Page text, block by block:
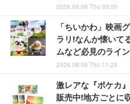
2026.08.06 Thu 03:00
「ちいかわ」映画
ラリ!なんか懐いて
ムなど必見のライ
2026.08.06 Thu 11:25
激レアな『ポケカ
販売中!地方ごとに